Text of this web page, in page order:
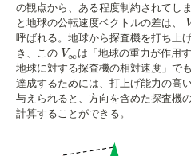
の観点から、ある程度制約されてし
と地球の公転速度ベクトルの差は、
呼ばれる。地球から探査機を打ち上
き、この V_{\infty}
V∞は「地球の重力が作用
地球に対する探査機の相対速度」で
達成するためには、打上げ能力の高
与えられると、方向を含めた探査機
計算することができる。